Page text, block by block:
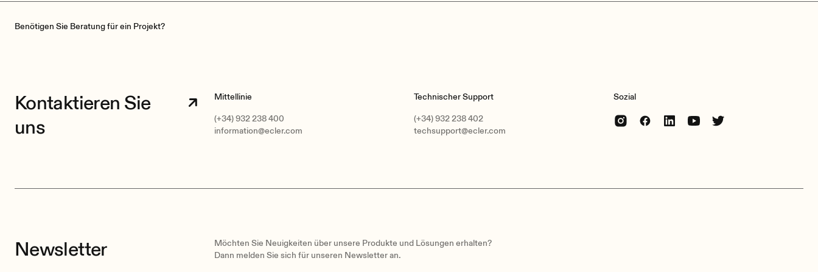
Benötigen Sie Beratung für ein Projekt?
Kontaktieren Sie
uns
Mittellinie
(+34) 932 238 400
information@ecler.com
Technischer Support
(+34) 932 238 402
techsupport@ecler.com
Sozial
Newsletter
Möchten Sie Neuigkeiten über unsere Produkte und Lösungen erhalten?
Dann melden Sie sich für unseren Newsletter an.